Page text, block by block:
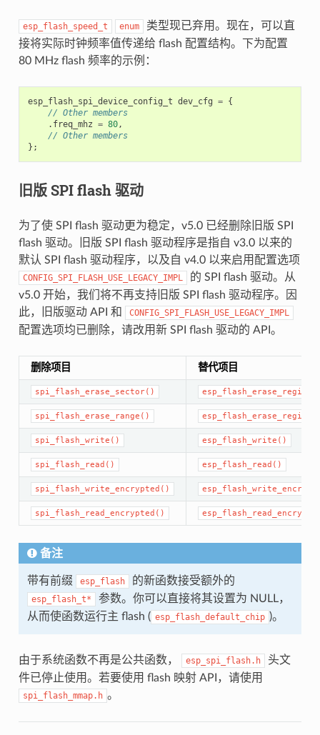
esp_flash_speed_t enum
类型现已弃用。现在，可以直
接将实际时钟频率值传递给 flash 配置结构。下为配置
80 MHz flash 频率的示例：
esp_flash_spi_device_config_t dev_cfg = {
// Other members
. freq_mhz = 80,
// Other members
};
旧版 SPI flash 驱动
为了使 SPI flash 驱动更为稳定，v5.0 已经删除旧版 SPI
flash 驱动。旧版 SPI flash 驱动程序是指自 v3.0 以来的
默认 SPI flash 驱动程序，以及自 v4.0 以来启用配置选项
CONFIG_SPI_FLASH_USE_LEGACY_IMPL
的 SPI flash 驱动。从
v5.0 开始，我们将不再支持旧版 SPI flash 驱动程序。因
此，旧版驱动 API 和
CONFIG_SPI_FLASH_USE_LEGACY_IMPL
配置选项均已删除，请改用新 SPI flash 驱动的 API。
删除项目 替代项目
spi_flash_erase_sector()
spi_flash_erase_range()
spi_flash_write() esp_flash_write()
spi_flash_read() esp_flash_read()
spi_flash_write_encrypted()
spi_flash_read_encrypted()
备注
带有前缀 esp_flash 的新函数接受额外的
esp_flash_t*
参数。你可以直接将其设置为 NULL，
从而使函数运行主 flash ( esp_flash_default_chip )。
由于系统函数不再是公共函数， esp_spi_flash.h
头文
件已停止使用。若要使用 flash 映射 API，请使用
spi_flash_mmap.h 。